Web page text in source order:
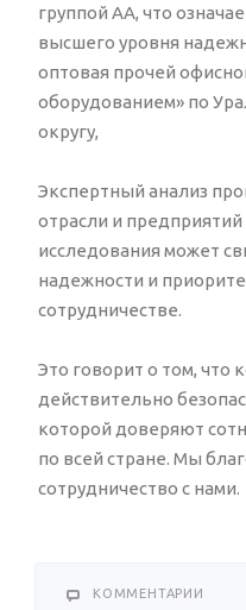
группой АА, что
высшего уровня
оптовая прочей
оборудованием» по
округу,
Экспертный анализ
отрасли и предприятий
исследования может
надежности и
сотрудничестве.
Это говорит о том, что
действительно
которой доверяют
по всей стране. Мы
сотрудничество с нами.
КОММЕНТАРИИ